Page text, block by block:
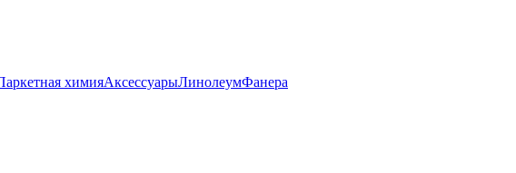
химияАксессуарыЛинолеумФанера